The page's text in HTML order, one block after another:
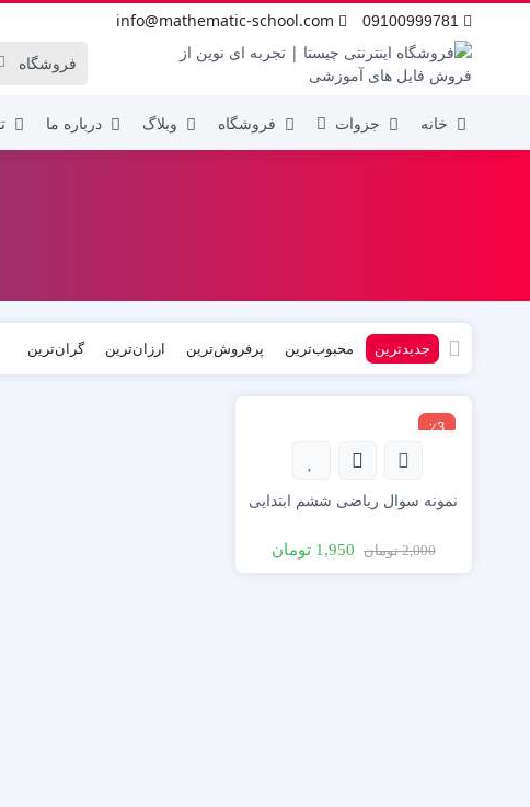
09100999781
info@mathematic-school.com
خانه جزوات
چهارم ابتدایی
پنجم ابتدایی
ششم ابتدایی
فروشگاه وبلاگ درباره ما
جدیدترین محبوب‌ترین پرفروش‌ترین ارزان‌ترین گران‌ترین
٪3
نمونه سوال ریاضی ششم ابتدایی
2,000 تومان 1,950 تومان